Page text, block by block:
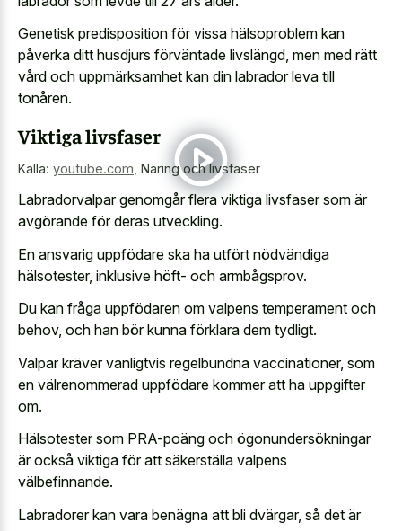
Genetisk predisposition för vissa hälsoproblem kan
påverka ditt husdjurs förväntade livslängd, men med rätt
vård och uppmärksamhet kan din labrador leva till
tonåren.
Viktiga livsfaser
Källa: youtube.com Näring och livsfaser
Labradorvalpar genomgår flera viktiga livsfaser som är
avgörande för deras utveckling.
En ansvarig uppfödare ska ha utfört nödvändiga
hälsotester, inklusive höft- och armbågsprov.
Du kan fråga uppfödaren om valpens temperament och
behov, och han bör kunna förklara dem tydligt.
Valpar kräver vanligtvis regelbundna vaccinationer, som
en välrenommerad uppfödare kommer att ha uppgifter
om.
Hälsotester som PRA-poäng och ögonundersökningar
är också viktiga för att säkerställa valpens
välbefinnande.
Labradorer kan vara benägna att bli dvärgar, så det är